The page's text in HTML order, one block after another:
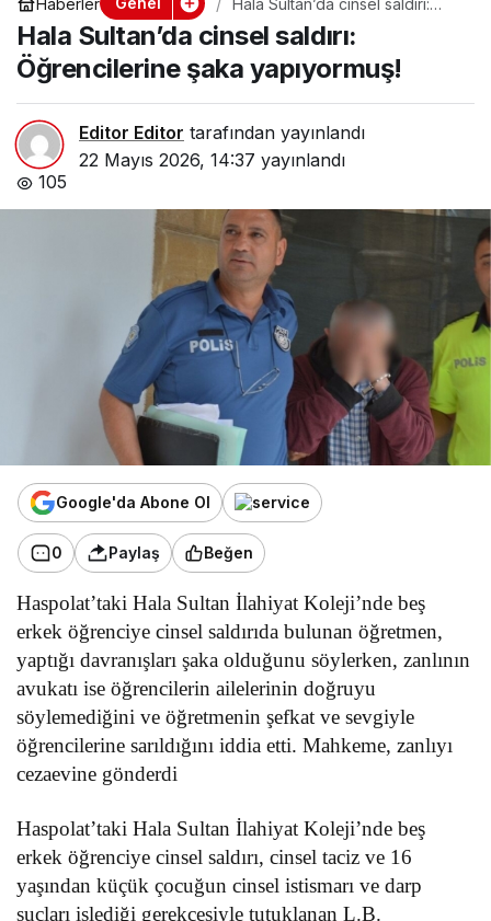
Öğrencilerine şaka yapıyormuş!
Hala Sultan’da cinsel saldırı:
Öğrencilerine şaka yapıyormuş!
Editor Editor tarafından yayınlandı
22 Mayıs 2026, 14:37 yayınlandı
105
Google'da Abone Ol
0 Paylaş Beğen
Haspolat’taki Hala Sultan İlahiyat Koleji’nde beş
erkek öğrenciye cinsel saldırıda bulunan öğretmen,
yaptığı davranışları şaka olduğunu söylerken, zanlının
avukatı ise öğrencilerin ailelerinin doğruyu
söylemediğini ve öğretmenin şefkat ve sevgiyle
öğrencilerine sarıldığını iddia etti. Mahkeme, zanlıyı
cezaevine gönderdi
Haspolat’taki Hala Sultan İlahiyat Koleji’nde beş
erkek öğrenciye cinsel saldırı, cinsel taciz ve 16
yaşından küçük çocuğun cinsel istismarı ve darp
suçları işlediği gerekçesiyle tutuklanan L.B.